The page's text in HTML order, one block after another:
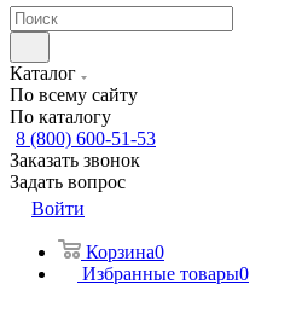
Каталог
По всему сайту
По каталогу
8 (800) 600-51-53
Заказать звонок
Задать вопрос
Войти
Корзина0
Избранные товары0